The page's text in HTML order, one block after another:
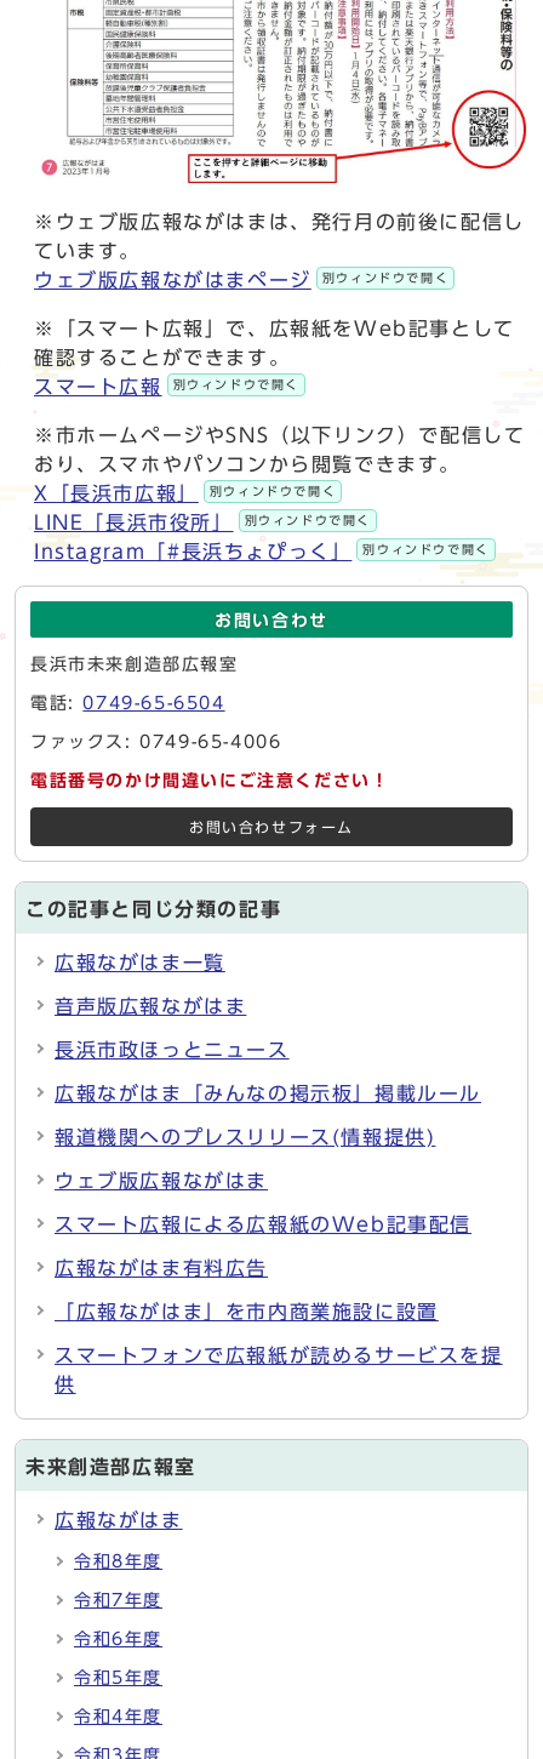
※ウェブ版広報ながはまは、発行月の前後に配信し
ています。
ウェブ版広報ながはまページ
別ウィンドウで開く
※「スマート広報」で、広報紙をWeb記事として
確認することができます。
スマート広報
別ウィンドウで開く
※市ホームページやSNS（以下リンク）で配信して
おり、スマホやパソコンから閲覧できます。
X「長浜市広報」
別ウィンドウで開く
LINE「長浜市役所」 別ウィンドウで開く
Instagram「#長浜ちょぴっく」 別ウィンドウで開く
お問い合わせ
長浜市未来創造部広報室
電話:0749-65-6504
ファックス: 0749-65-4006
電話番号のかけ間違いにご注意ください！
お問い合わせフォーム
この記事と同じ分類の記事
広報ながはま一覧
音声版広報ながはま
長浜市政ほっとニュース
広報ながはま「みんなの掲示板」掲載ルール
報道機関へのプレスリリース(情報提供)
ウェブ版広報ながはま
スマート広報による広報紙のWeb記事配信
広報ながはま有料広告
「広報ながはま」を市内商業施設に設置
スマートフォンで広報紙が読めるサービスを提
供
未来創造部広報室
広報ながはま
令和8年度
令和7年度
令和6年度
令和5年度
令和4年度